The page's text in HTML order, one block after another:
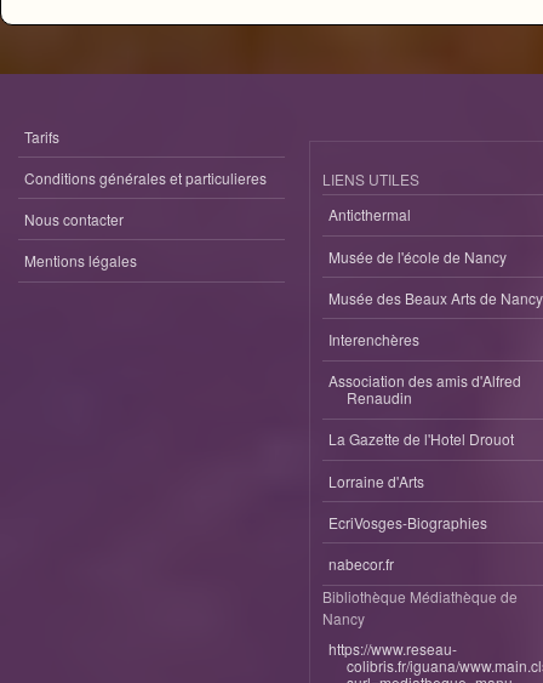
Tarifs
Conditions générales et particulieres
Nous contacter
Mentions légales
LIENS UTILES
Anticthermal
Musée de l'école de Nancy
Musée des Beaux Arts de Nancy
Interenchères
Association des amis d'Alfred
Renaudin
La Gazette de l'Hotel Drouot
Lorraine d'Arts
EcriVosges-Biographies
nabecor.fr
Bibliothèque Médiathèque de
Nancy
https://www.reseau-
colibris.fr/iguana/